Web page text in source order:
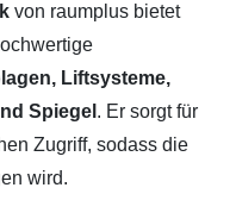
von raumplus bietet
Liftsysteme,
Spiegel . Er sorgt für
Zugriff, sodass die
wird.